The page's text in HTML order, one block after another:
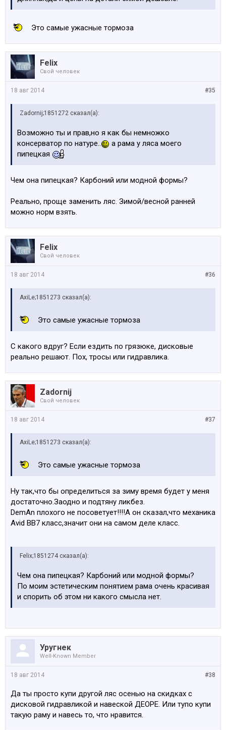
Это самые ужасные тормоза
Felix
Свой человек
#35
18 авг 2014
Zadornij;1851272 сказал(а):
Возможно ты и прав,но я как бы немножко
консерватор по натуре..
а рама у ляса моего
пипецкая
Чем она пипецкая? Карбоний или модной формы?
Реально, проще заменить ляс. Зимой/весной ранней
можно норм взять.
Felix
Свой человек
#36
18 авг 2014
AxiLe;1851273 сказал(а):
Это самые ужасные тормоза
С какого вдруг? Если ездить по грязюке, дисковые
реально решают. Пох, тросы или гидравлика.
Zadornij
Свой человек
#37
18 авг 2014
AxiLe;1851273 сказал(а):
Это самые ужасные тормоза
Ну так,что бы определиться за зиму время будет у меня
достаточно.Заодно и подтяну ликбез.
DemAn плохого не посоветует!!!!А он сказал,что механика
Avid BB7 класс,значит они на самом деле класс.
Felix;1851274 сказал(а):
Чем она пипецкая? Карбоний или модной формы?
По моим эстетическим понятием рама очень красивая
и спорить об этом ни какого смысла нет.
Уругнек
Well-Known Member
#38
18 авг 2014
Да ты просто купи другой ляс осенью на скидках с
дисковой гидравликой и навеской ДЕОРЕ. Или тупо купи
такую раму и навесь то, что нравится.